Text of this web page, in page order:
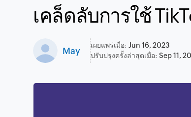
เคล็ดลับการใช้
May
เผยแพร่เมื่อ: Jun 16, 2023
ปรับปรุงครั้งล่าสุดเมื่อ: Sep 11,